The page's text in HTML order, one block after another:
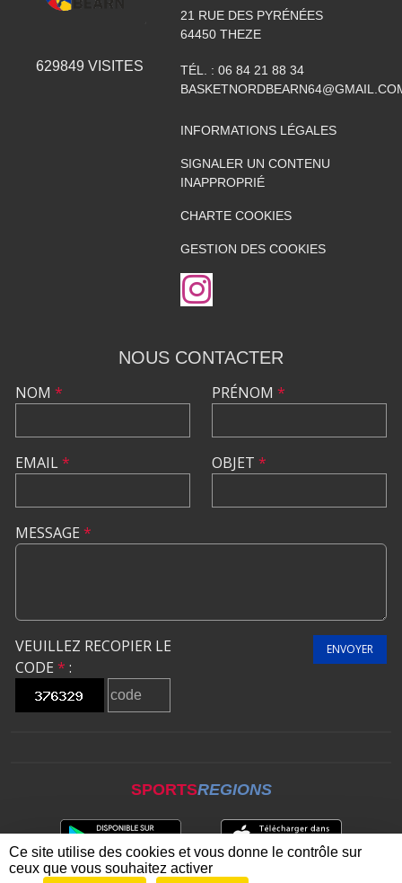
629849 VISITES
21 RUE DES PYRÉNÉES
64450 THEZE
TÉL. : 06 84 21 88 34
INFORMATIONS LÉGALES
SIGNALER UN CONTENU
INAPPROPRIÉ
CHARTE COOKIES
GESTION DES COOKIES
NOUS CONTACTER
NOM *
EMAIL*
PRÉNOM *
OBJET *
MESSAGE *
VEUILLEZ RECOPIER LE
CODE * :
ENVOYER
SPORTSREGIONS
Ce site utilise des cookies et vous donne le contrôle sur
ceux que vous souhaitez activer